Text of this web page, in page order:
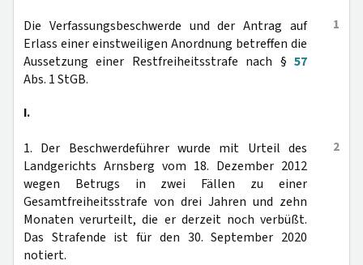
1
Die Verfassungsbeschwerde und der Antrag auf
Erlass einer einstweiligen Anordnung betreffen die
Aussetzung einer Restfreiheitsstrafe nach § 57
Abs. 1 StGB.
I.
2
1. Der Beschwerdeführer wurde mit Urteil des
Landgerichts Arnsberg vom 18. Dezember 2012
wegen Betrugs in zwei Fällen zu einer
Gesamtfreiheitsstrafe von drei Jahren und zehn
Monaten verurteilt, die er derzeit noch verbüßt.
Das Strafende ist für den 30. September 2020
notiert.